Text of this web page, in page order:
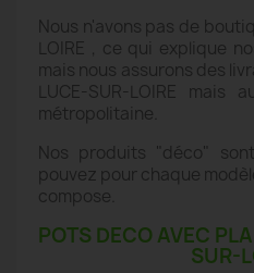
Nous n'avons pas de
LOIRE , ce qui explique
mais nous assurons des
LUCE-SUR-LOIRE mais
métropolitaine.
Nos produits "déco"
pouvez pour chaque
compose.
POTS DECO AVEC
SUR-